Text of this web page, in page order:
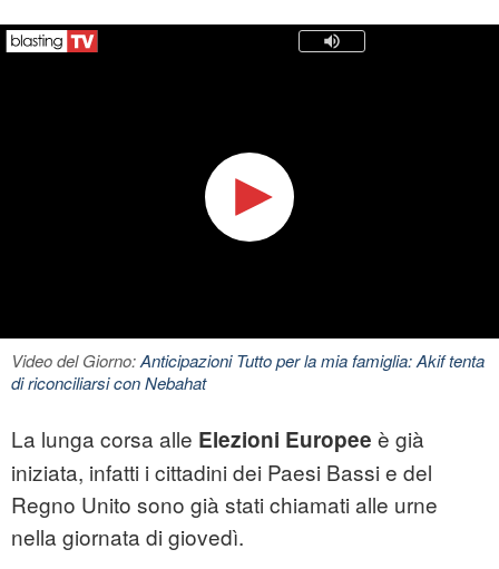
Video del Giorno:Anticipazioni Tutto per la mia famiglia: Akif tenta
di riconciliarsi con Nebahat
La lunga corsa alle Elezioni Europee è già
iniziata, infatti i cittadini dei Paesi Bassi e del
Regno Unito sono già stati chiamati alle urne
nella giornata di giovedì.